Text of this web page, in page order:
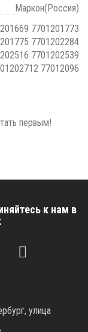
Маркон(Россия)
7701201773
7701202284
7701202539
77012096
первым!
к нам в
улица